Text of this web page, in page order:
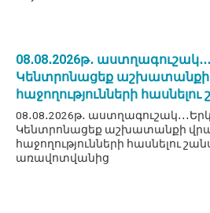
08․08․2026թ․
Կենտրոնացեք աշխատանքի
հաջողությունների
08․08․2026թ․
Կենտրոնացեք աշխատանքի
հաջողությունների հասնելու
առավոտվանից